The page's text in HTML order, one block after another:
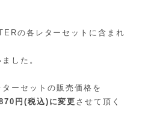
の各レターセットに含まれ
した。
ーセットの販売価格を
円(税込)に変更 させて頂く